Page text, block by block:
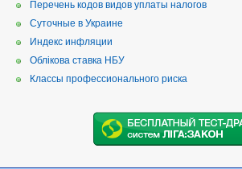
Перечень кодов видов уплаты налогов
Суточные в Украине
Индекс инфляции
Облікова ставка НБУ
Классы профессионального риска